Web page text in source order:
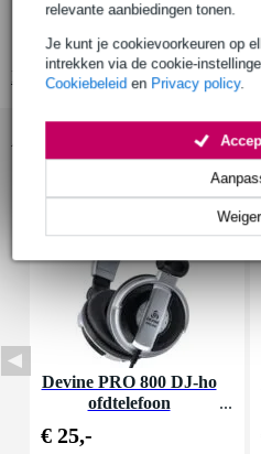
relevante aanbiedingen tonen.
Je kunt je cookievoorkeuren op
intrekken via de cookie-
Cookiebeleid en Privacy policy.
geen batterijen of stroomadapter
ideaal voor het mixen van
Bekijk alle productspecificaties
Devine PRO 800 DJ-ho
ofdtelefoon
€ 25,-